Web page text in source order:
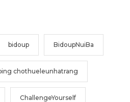
bidoup BidoupNuiBa
chothueleunhatrang
ChallengeYourself